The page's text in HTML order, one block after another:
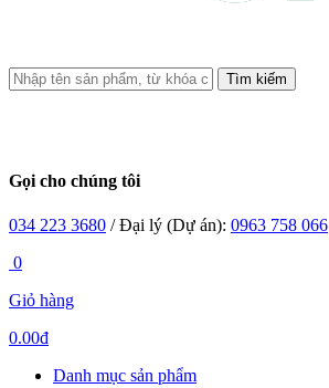
Tìm kiếm
Gọi cho chúng tôi
034 223 3680 / Đại lý (Dự án): 0963 758 066
0
Giỏ hàng
0.00đ
Danh mục sản phẩm